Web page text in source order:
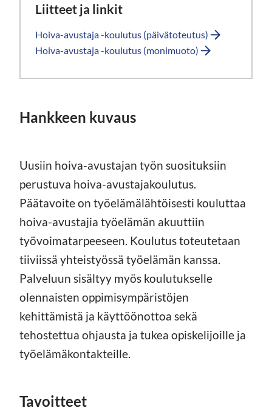
Liitteet ja linkit
Hoiva-avustaja -koulutus (päivätoteutus)
Hoiva-avustaja -koulutus (monimuoto)
Hankkeen kuvaus
Uusiin hoiva-avustajan työn suosituksiin
perustuva hoiva-avustajakoulutus.
Päätavoite on työelämälähtöisesti kouluttaa
hoiva-avustajia työelämän akuuttiin
työvoimatarpeeseen. Koulutus toteutetaan
tiiviissä yhteistyössä työelämän kanssa.
Palveluun sisältyy myös koulutukselle
olennaisten oppimisympäristöjen
kehittämistä ja käyttöönottoa sekä
tehostettua ohjausta ja tukea opiskelijoille ja
työelämäkontakteille.
Tavoitteet